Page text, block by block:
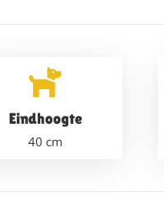
Eindhoogte
40 cm